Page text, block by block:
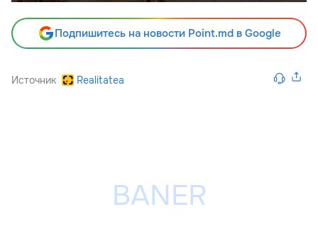
Подпишитесь на новости Point.md в Google
Источник Realitatea